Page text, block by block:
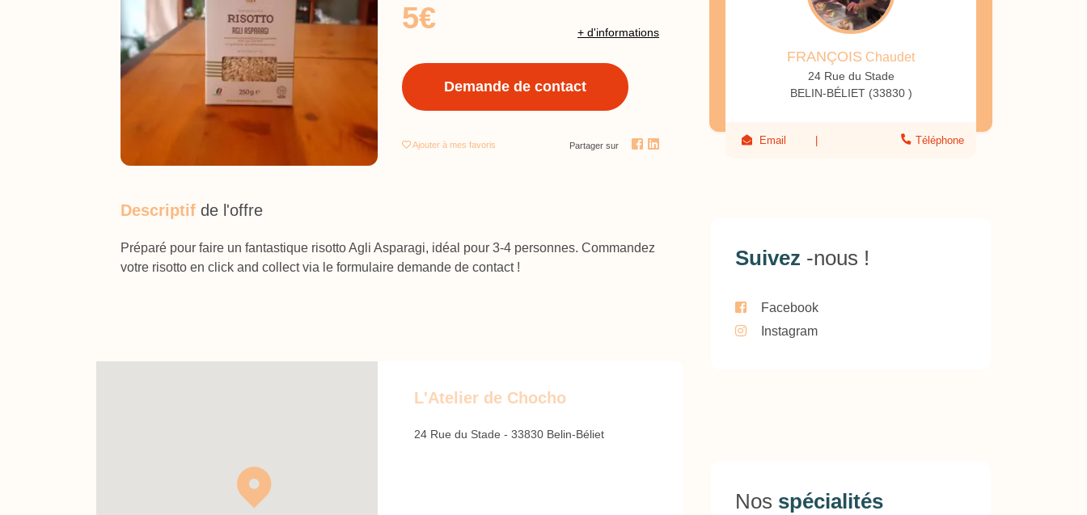
5€ + d'informations
Demande de contact
Ajouter à mes favoris Partager sur
Descriptif de l'offre
Préparé pour faire un fantastique risotto Agli Asparagi, idéal pour 3-4 personnes. Commandez
votre risotto en click and collect via le formulaire demande de contact !
L'Atelier de Chocho
24 Rue du Stade - 33830 Belin-Béliet
FRANÇOIS Chaudet
24 Rue du Stade
BELIN-BÉLIET (33830 )
Email Téléphone
Suivez -nous !
Facebook
Instagram
Nos spécialités